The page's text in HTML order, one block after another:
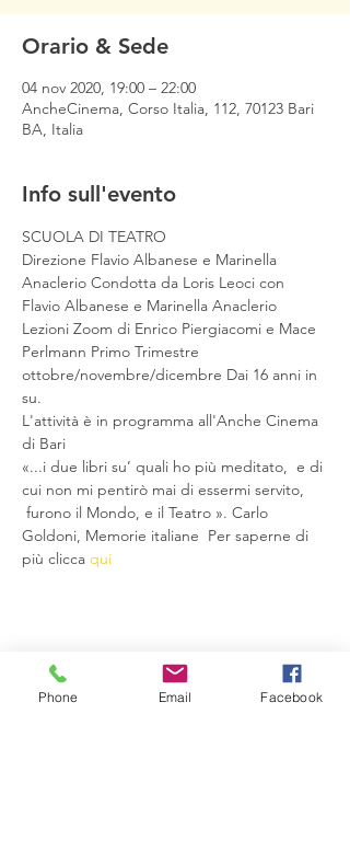
Orario & Sede
04 nov 2020, 19:00 – 22:00
AncheCinema, Corso Italia, 112, 70123 Bari
BA, Italia
Info sull'evento
​SCUOLA DI TEATRO
Direzione Flavio Albanese e Marinella
Anaclerio Condotta da Loris Leoci con
Flavio Albanese e Marinella Anaclerio
Lezioni Zoom di Enrico Piergiacomi e Mace
Perlmann Primo Trimestre
ottobre/novembre/dicembre Dai 16 anni in
su.
L'attività è in programma all'Anche Cinema
di Bari
«...i due libri su’ quali ho più meditato,  e di
cui non mi pentirò mai di essermi servito,
furono il Mondo, e il Teatro ». Carlo
Goldoni, Memorie italiane  Per saperne di
più clicca qui
Condividi questo evento
Phone Email Facebook